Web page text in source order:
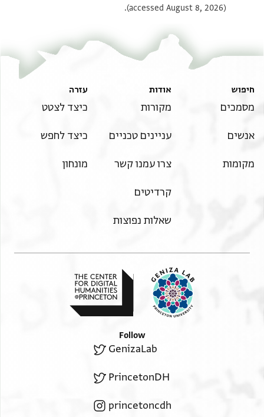
(accessed August 8, 2026).
חיפוש
מסמכים
אנשים
מקומות
אודות
מקורות
עניינים טכניים
צרו עמנו קשר
קרדיטים
שאלות נפוצות
עזרה
כיצד לצטט
כיצד לחפש
מונחון
Follow
GenizaLab
PrincetonDH
princetoncdh